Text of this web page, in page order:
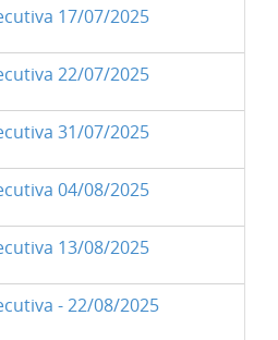
17/07/2025
22/07/2025
31/07/2025
04/08/2025
13/08/2025
- 22/08/2025